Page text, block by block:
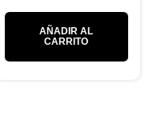
AÑADIR AL
CARRITO